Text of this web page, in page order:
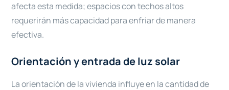
afecta esta medida; espacios con techos altos
requerirán más capacidad para enfriar de manera
efectiva.
Orientación y entrada de luz solar
La orientación de la vivienda influye en la cantidad de